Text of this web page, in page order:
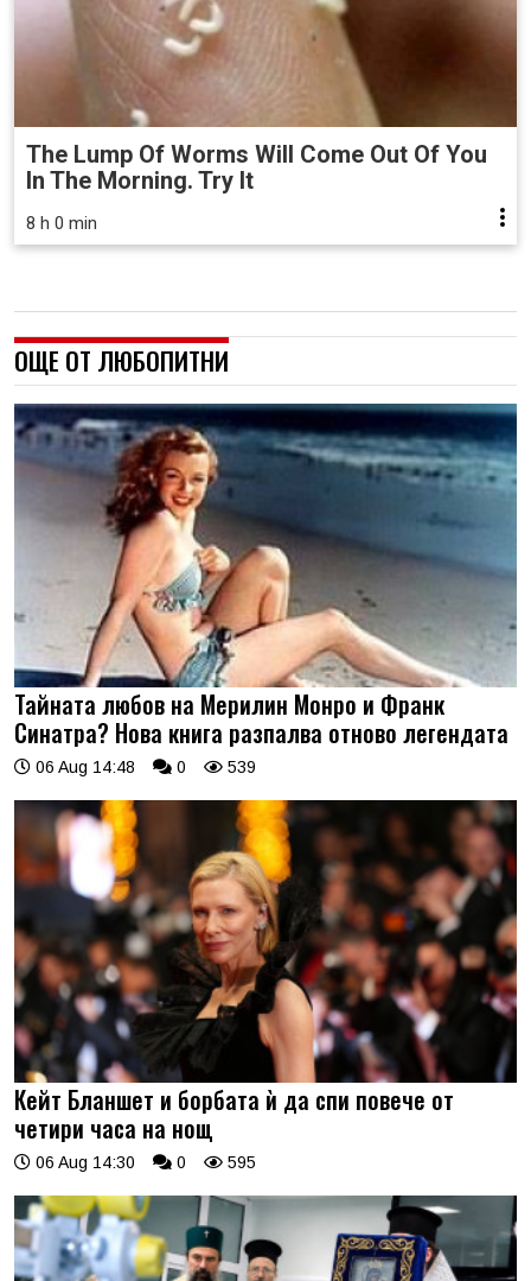
The Lump Of Worms Will Come Out Of You
In The Morning. Try It
8 h 0 min
ОЩЕ ОТ ЛЮБОПИТНИ
Тайната любов на Мерилин Монро и Франк
Синатра? Нова книга разпалва отново легендата
06 Aug 14:48 0 539
Кейт Бланшет и борбата ѝ да спи повече от
четири часа на нощ
06 Aug 14:30 0 595